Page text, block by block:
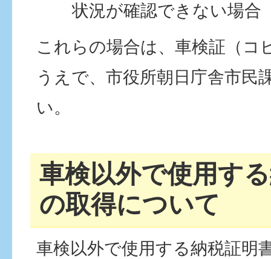
状況が確認できない場合
これらの場合は、車検証（コ
うえで、市役所朝日庁舎市民
い。
車検以外で使用す
の取得について
車検以外で使用する納税証明